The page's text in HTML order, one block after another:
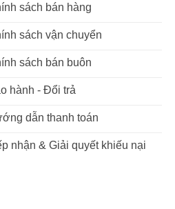
sách bán hàng
sách vận chuyển
sách bán buôn
hành - Đổi trả
dẫn thanh toán
nhận & Giải quyết khiếu nại